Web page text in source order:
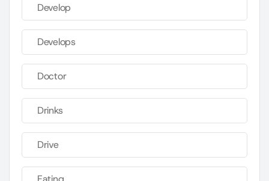
Develop
Develops
Doctor
Drinks
Drive